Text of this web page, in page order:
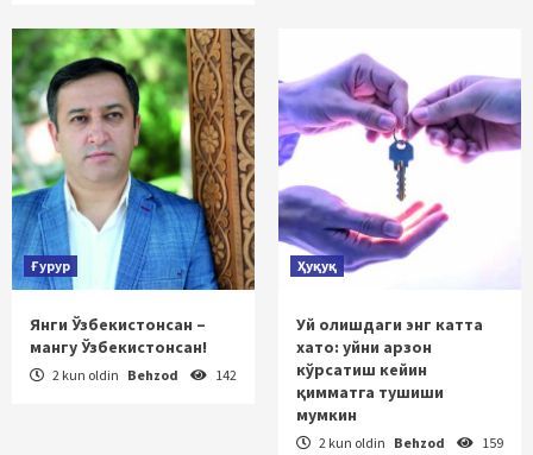
Ғурур
Янги Ўзбекистонсан –
мангу Ўзбекистонсан!
2 kun oldin Behzod 142
Ҳуқуқ
Уй олишдаги энг катта
хато: уйни арзон
кўрсатиш кейин
қимматга тушиши
мумкин
2 kun oldin Behzod 159